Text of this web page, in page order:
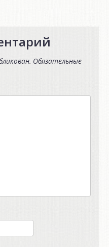
Обязательные